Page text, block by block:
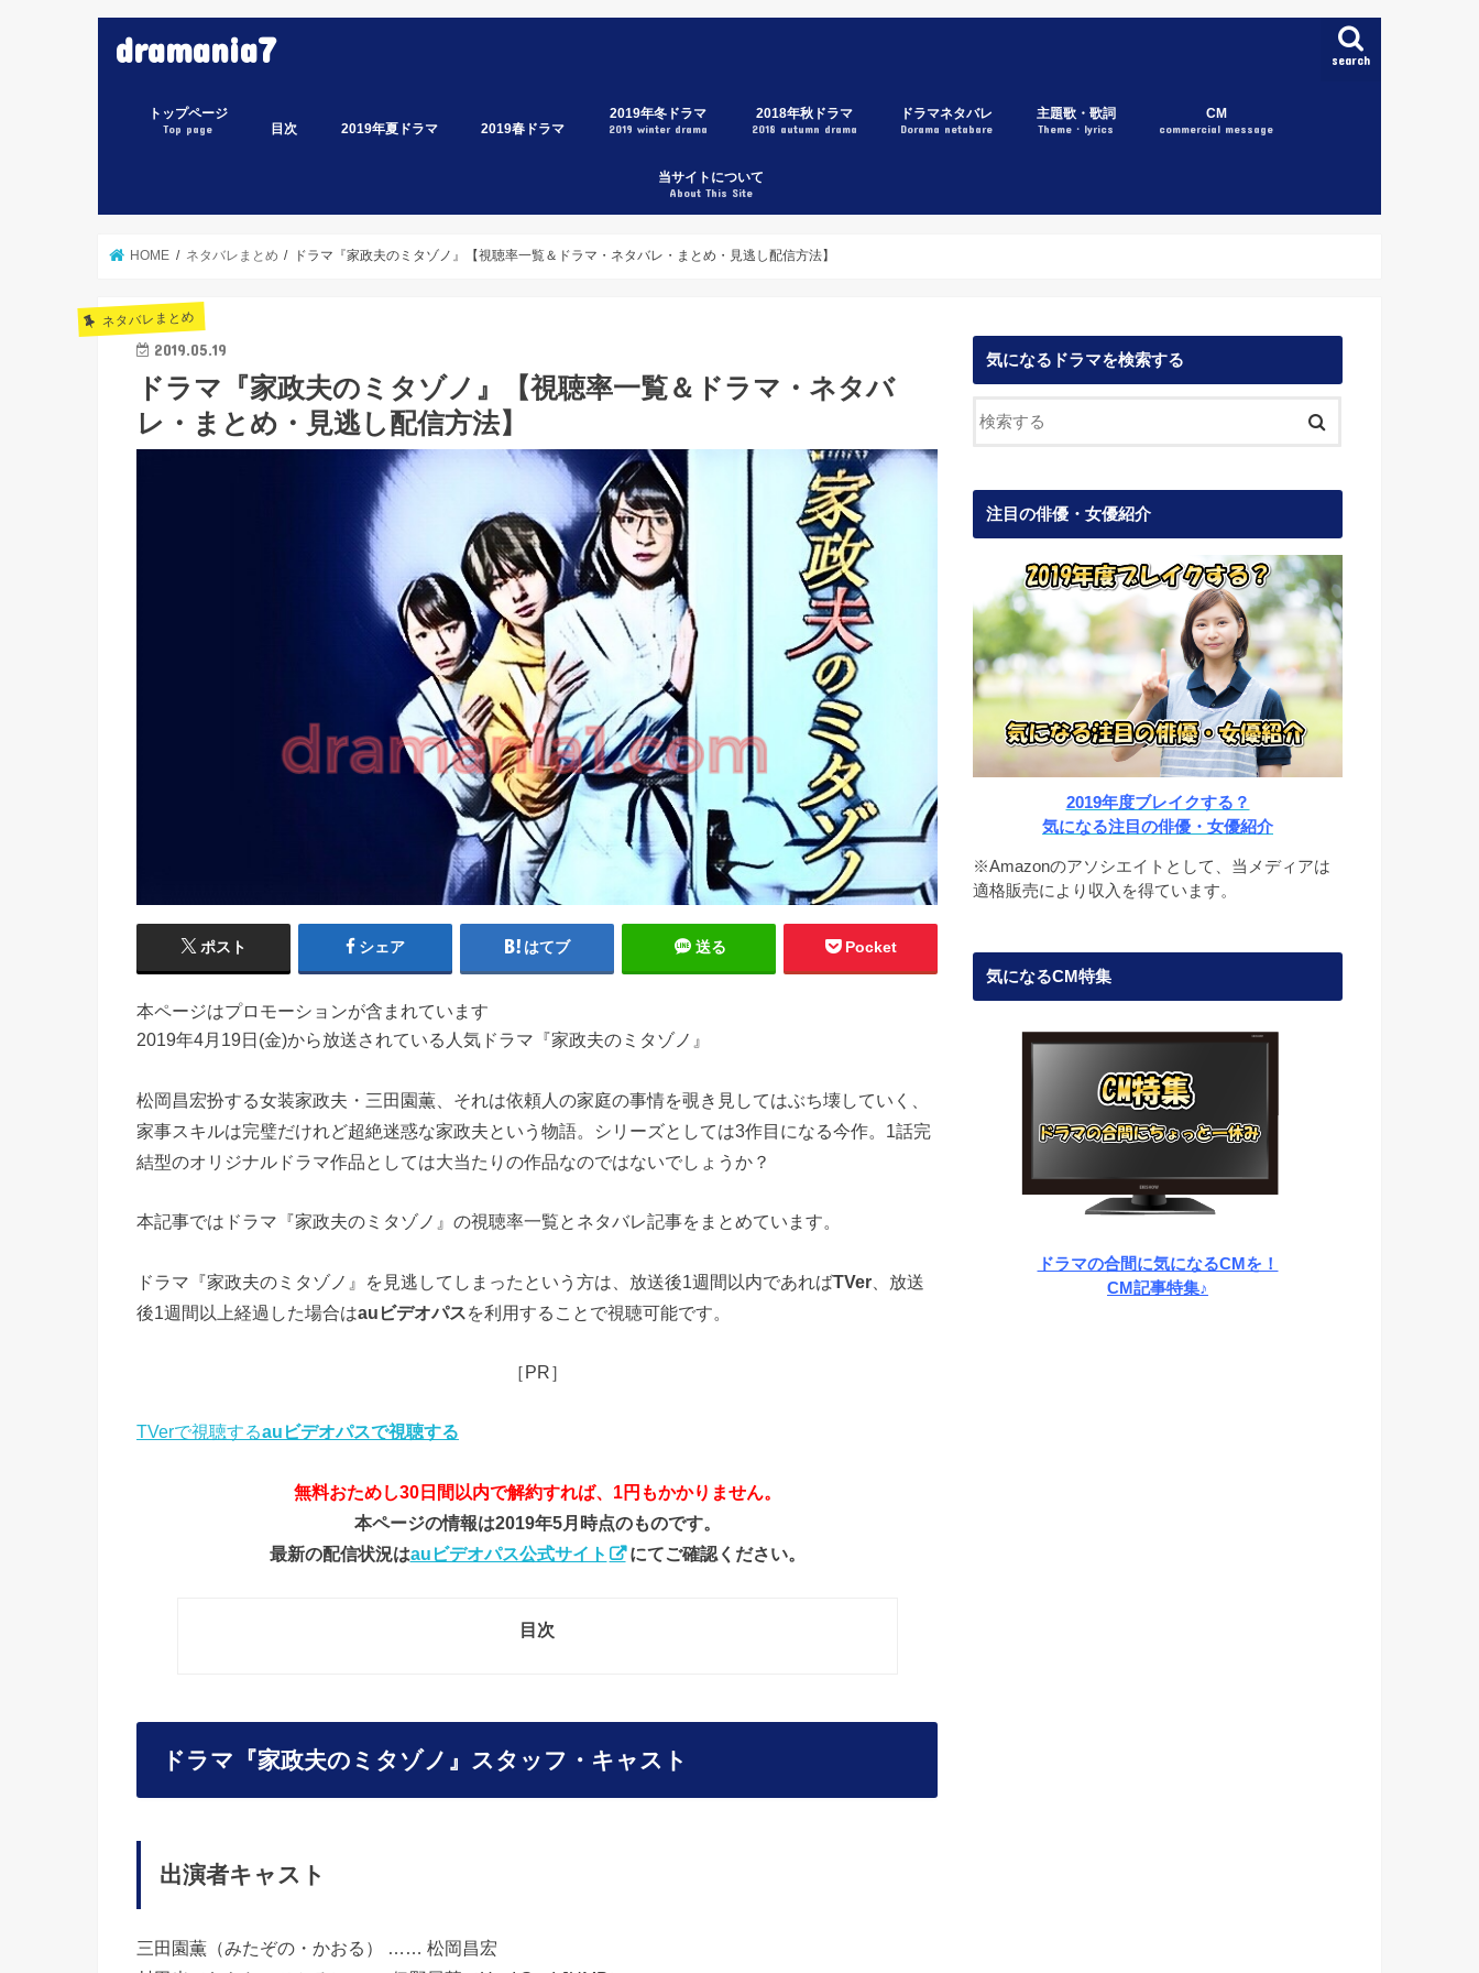
dramania7 search
トップページ
Top page 目次 2019年夏ドラマ 2019春ドラマ
2019年冬ドラマ
2019 winter drama
家売るオンナの逆襲
トレース科捜研の男
メゾン・ド・ポリス
グッドワイフ
初めて恋をした日に読む話
スキャンダル専門弁護士QUEEN
イノセンス～冤罪弁護士～
ハケン占い師アタル
節約ロック
2018年秋ドラマ
2018 autumn drama
今日から俺は！！
大恋愛
リーガルV
SUITS/スーツ
獣になれない私たち
中学聖日記
僕らは奇跡でできている
下町ロケット
サイレントヴォイス
忘却のサチコ
結婚相手は抽選で
ドラマネタバレ
Dorama netabare
主題歌・歌詞
Theme・lyrics
CM
commercial message
当サイトについて
About This Site
HOME ネタバレまとめ ドラマ『家政夫のミタゾノ』【視聴率一覧＆ドラマ・ネタバレ・まとめ・見逃し配信方法】
ネタバレまとめ
2019.05.19
ドラマ『家政夫のミタゾノ』【視聴率一覧＆ドラマ・ネタバ
レ・まとめ・見逃し配信方法】
ポスト シェア はてブ 送る Pocket
本ページはプロモーションが含まれています
2019年4月19日(金)から放送されている人気ドラマ『家政夫のミタゾノ』
松岡昌宏扮する女装家政夫・三田園薫、それは依頼人の家庭の事情を覗き見してはぶち壊していく、
家事スキルは完璧だけれど超絶迷惑な家政夫という物語。シリーズとしては3作目になる今作。1話完
結型のオリジナルドラマ作品としては大当たりの作品なのではないでしょうか？
本記事ではドラマ『家政夫のミタゾノ』の視聴率一覧とネタバレ記事をまとめています。
ドラマ『家政夫のミタゾノ』を見逃してしまったという方は、放送後1週間以内であればTVer 、放送
後1週間以上経過した場合はauビデオパス を利用することで視聴可能です。
［PR］
TVerで視聴するauビデオパスで視聴する
無料おためし30日間以内で解約すれば、1円もかかりません。
本ページの情報は2019年5月時点のものです。
最新の配信状況はauビデオパス公式サイト にてご確認ください。
目次
ドラマ『家政夫のミタゾノ』スタッフ・キャスト
出演者キャスト
三田園薫（みたぞの・かおる） …… 松岡昌宏
気になるドラマを検索する
注目の俳優・女優紹介
2019年度ブレイクする？
気になる注目の俳優・女優紹介
※Amazonのアソシエイトとして、当メディアは
適格販売により収入を得ています。
気になるCM特集
ドラマの合間に気になるCMを！
CM記事特集♪